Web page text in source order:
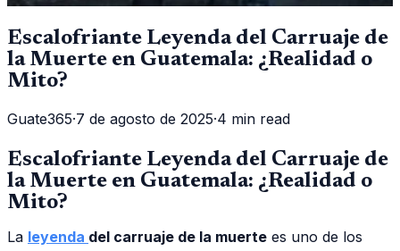
Escalofriante Leyenda del Carruaje de
la Muerte en Guatemala: ¿Realidad o
Mito?
Guate365·7 de agosto de 2025·4 min read
Escalofriante Leyenda del Carruaje de
la Muerte en Guatemala: ¿Realidad o
Mito?
La leyenda del carruaje de la muerte es uno de los